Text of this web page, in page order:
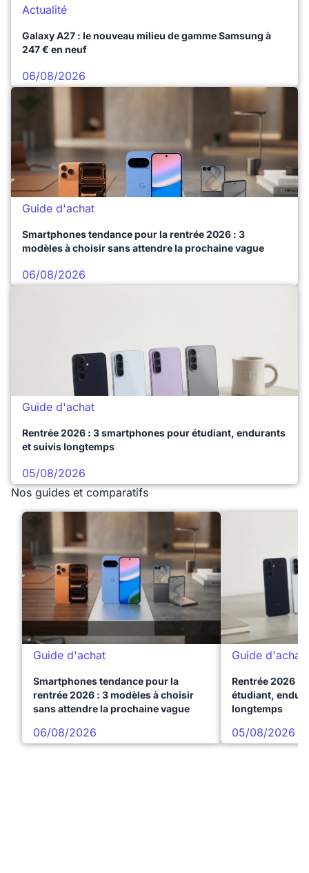
Actualité
Galaxy A27 : le nouveau milieu de gamme Samsung à
247 € en neuf
06/08/2026
Guide d'achat
Smartphones tendance pour la rentrée 2026 : 3
modèles à choisir sans attendre la prochaine vague
06/08/2026
Guide d'achat
Rentrée 2026 : 3 smartphones pour étudiant, endurants
et suivis longtemps
05/08/2026
Nos guides et comparatifs
Guide d'achat
Smartphones tendance pour la
rentrée 2026 : 3 modèles à choisir
sans attendre la prochaine vague
06/08/2026
Guide d'achat
Rentrée 2026 :
étudiant,
longtemps
05/08/2026